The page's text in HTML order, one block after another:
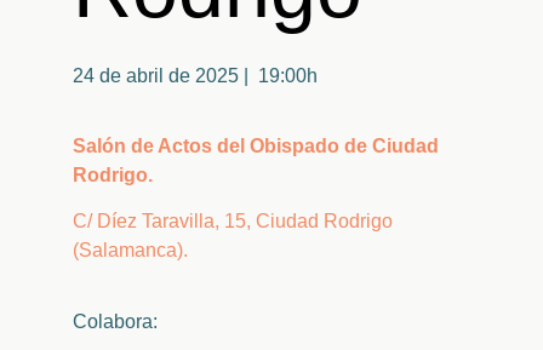
24 de abril de 2025 | 19:00h
Salón de Actos del Obispado de Ciudad
Rodrigo.
C/ Díez Taravilla, 15, Ciudad Rodrigo
(Salamanca).
Colabora: